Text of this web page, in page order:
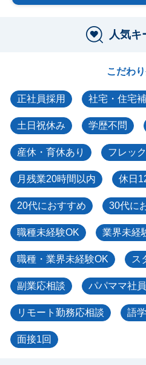
人気キ
こだわ
正社員採用 社宅・住宅
土日祝休み 学歴不問
産休・育休あり フレッ
月残業20時間以内 休日
20代におすすめ 30代に
職種未経験OK 業界未経
職種・業界未経験OK ス
副業応相談 パパママ社
リモート勤務応相談 語
面接1回